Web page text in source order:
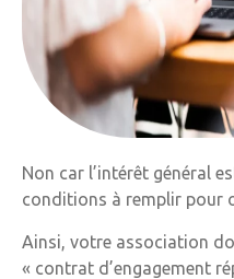
Non car l’intérêt général
conditions à remplir pour
Ainsi, votre association
« contrat d’engagement